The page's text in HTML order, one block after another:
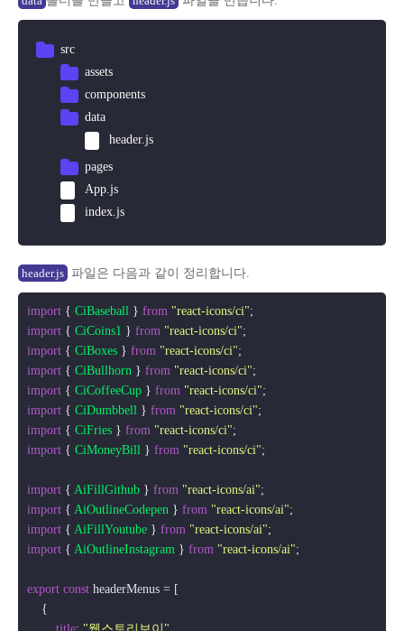
src
assets
components
data
header.js
pages
App.js
index.js
header.js 파일은 다음과 같이 정리합니다.
import { CiBaseball } from "react-icons/ci"
import { CiCoins1 } from "react-icons/ci"
import { CiBoxes } from "react-icons/ci"
import { CiBullhorn } from "react-icons/ci"
import { CiCoffeeCup } from "react-icons/ci"
import { CiDumbbell } from "react-icons/ci"
import { CiFries } from "react-icons/ci"
import { CiMoneyBill } from "react-icons/ci";
import { AiFillGithub } from "react-icons/ai"
import { AiOutlineCodepen } from "react-icons/ai"
import { AiFillYoutube } from "react-icons/ai"
import { AiOutlineInstagram } from "react-icons/ai";
export const headerMenus = [
    {